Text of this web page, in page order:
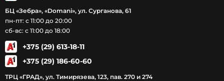
БЦ «Зебра», «Domani», ул. Сурганова, 61
пн-пт: с 11:00 до 20:00
сб-вс: с 11:00 до 18:00
+375 (29) 613-18-11
+375 (29) 186-60-60
ТРЦ «ГРАД», ул. Тимирязева, 123, пав. 270 и 274